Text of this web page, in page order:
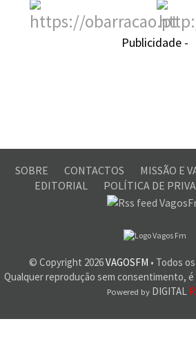
Publicidade -
SOBRE CONTACTOS MISSÃO E
EDITORIAL
POLÍTICA DE
© Copyright 2026VAGOSFM • Todos
Qualquer reprodução sem consentimento,
Powered byDIGITAL